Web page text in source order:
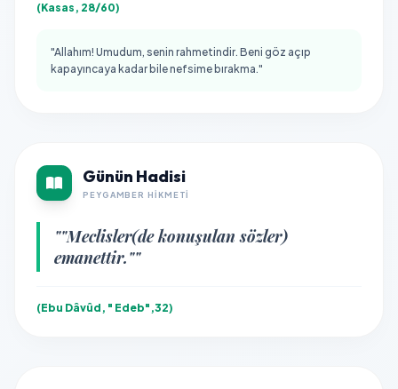
(Kasas, 28/60)
"Allahım! Umudum, senin rahmetindir. Beni göz açıp
kapayıncaya kadar bile nefsime bırakma."
Günün Hadisi
PEYGAMBER HIKMETI
""Meclisler(de konuşulan sözler)
emanettir.""
(Ebu Dâvûd, " Edeb",32)